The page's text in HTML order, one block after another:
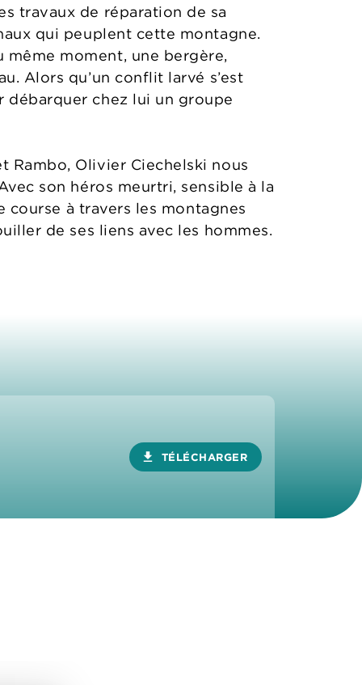
travaux de réparation de sa
qui peuplent cette montagne.
même moment, une bergère,
Alors qu’un conflit larvé s’est
débarquer chez lui un groupe
Rambo, Olivier Ciechelski nous
son héros meurtri, sensible à la
course à travers les montagnes
de ses liens avec les hommes.
download TÉLÉCHARGER